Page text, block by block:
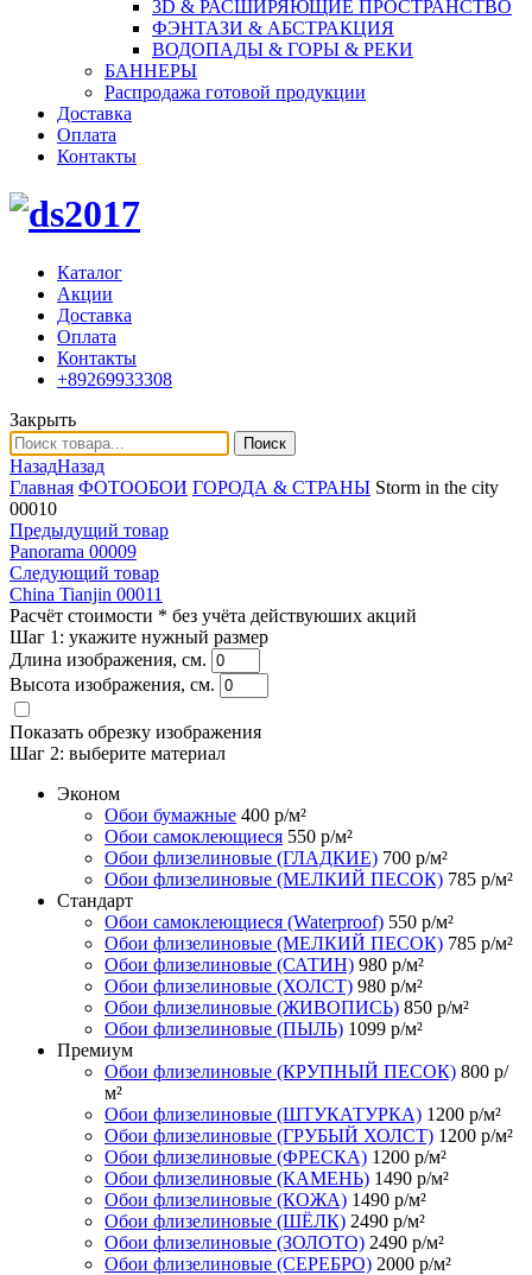
3D & РАСШИРЯЮЩИЕ ПРОСТРАНСТВО
ФЭНТАЗИ & АБСТРАКЦИЯ
ВОДОПАДЫ & ГОРЫ & РЕКИ
БАННЕРЫ
Распродажа готовой продукции
Доставка
Оплата
Контакты
Каталог
Акции
Доставка
Оплата
Контакты
+89269933308
Закрыть
Поиск
НазадНазад
Главная ФОТООБОИ ГОРОДА & СТРАНЫ Storm in the city
00010
Предыдущий товар
Panorama 00009
Следующий товар
China Tianjin 00011
Расчёт стоимости * без учёта действуюших акций
Шаг 1: укажите нужный размер
Длина изображения, см.
Высота изображения, см.
Показать обрезку изображения
Шаг 2: выберите материал
Эконом
Обои бумажные 400 р/м²
Обои самоклеющиеся 550 р/м²
Обои флизелиновые (ГЛАДКИЕ) 700 р/м²
Обои флизелиновые (МЕЛКИЙ ПЕСОК) 785 р/м²
Стандарт
Обои самоклеющиеся (Waterproof) 550 р/м²
Обои флизелиновые (МЕЛКИЙ ПЕСОК) 785 р/м²
Обои флизелиновые (САТИН) 980 р/м²
Обои флизелиновые (ХОЛСТ) 980 р/м²
Обои флизелиновые (ЖИВОПИСЬ) 850 р/м²
Обои флизелиновые (ПЫЛЬ) 1099 р/м²
Премиум
Обои флизелиновые (КРУПНЫЙ ПЕСОК) 800 р/
м²
Обои флизелиновые (ШТУКАТУРКА) 1200 р/м²
Обои флизелиновые (ГРУБЫЙ ХОЛСТ) 1200 р/м²
Обои флизелиновые (ФРЕСКА) 1200 р/м²
Обои флизелиновые (КАМЕНЬ) 1490 р/м²
Обои флизелиновые (КОЖА) 1490 р/м²
Обои флизелиновые (ШЁЛК) 2490 р/м²
Обои флизелиновые (ЗОЛОТО) 2490 р/м²
Обои флизелиновые (СЕРЕБРО) 2000 р/м²